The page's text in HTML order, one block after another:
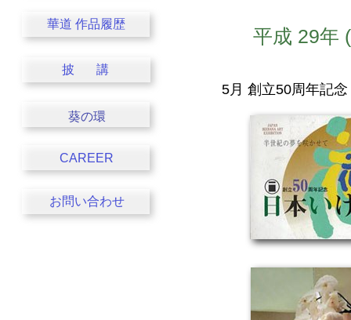
平成 29年
5月 創立50周年記
葵の環
披 講
華道 作品履歴
お問い合わせ
CAREER